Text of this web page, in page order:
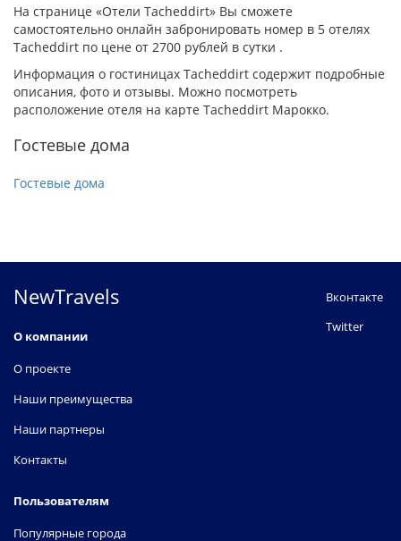
На странице «Отели Tacheddirt» Вы сможете
самостоятельно онлайн забронировать номер в 5 отелях
Tacheddirt по цене от 2700 рублей в сутки .
Информация о гостиницах Tacheddirt содержит подробные
описания, фото и отзывы. Можно посмотреть
расположение отеля на карте Tacheddirt Марокко.
Гостевые дома
Гостевые дома
NewTravels
О компании
О проекте
Наши преимущества
Наши партнеры
Контакты
Пользователям
Популярные города
Вконтакте
Twitter